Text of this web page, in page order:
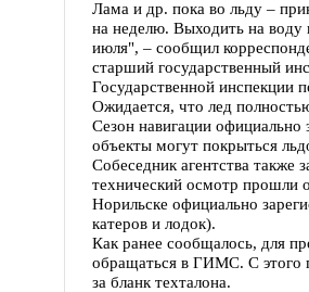
Лама и др. пока во льду –
на неделю. Выходить на воду
июля", – сообщил
старший государственный
Государственной инспекции
Ожидается, что лед
Сезон навигации официально
объекты могут покрыться
Собеседник агентства также
технический осмотр прошли
Норильске официально
катеров и лодок).
Как ранее сообщалось, для
обращаться в ГИМС. С этого
за бланк техталона.